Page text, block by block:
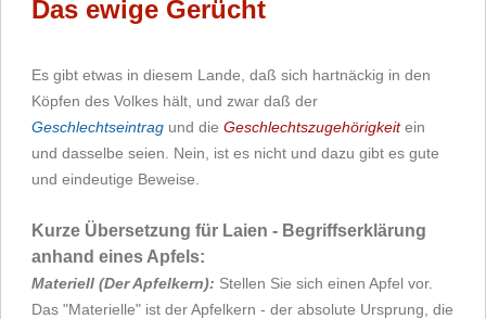
Das ewige Gerücht
Es gibt etwas in diesem Lande, daß sich hartnäckig in den
Köpfen des Volkes hält, und zwar daß der
Geschlechtseintrag und die Geschlechtszugehörigkeitein
und dasselbe seien. Nein, ist es nicht und dazu gibt es gute
und eindeutige Beweise.
Kurze Übersetzung für Laien - Begriffserklärung
anhand eines Apfels:
Materiell (Der Apfelkern): Stellen Sie sich einen Apfel vor.
Das "Materielle" ist der Apfelkern - der absolute Ursprung, die